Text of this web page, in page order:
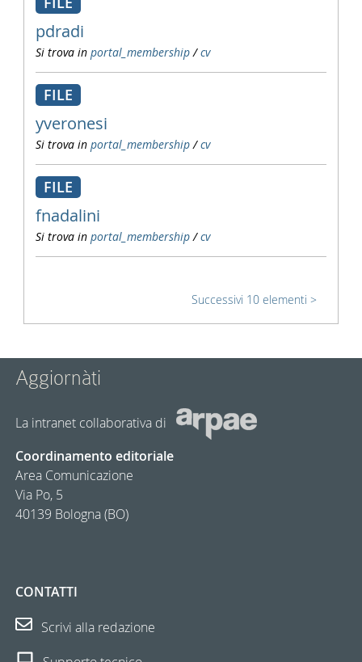
pdradi
Si trova in portal_membership /cv
FILE
yveronesi
Si trova in portal_membership /cv
FILE
fnadalini
Si trova in portal_membership /cv
Successivi 10 elementi
Aggiornàti
La intranet collaborativa di
Coordinamento editoriale
Area Comunicazione
Via Po, 5
40139 Bologna (BO)
CONTATTI
Scrivi alla redazione